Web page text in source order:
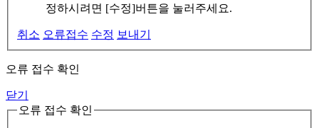
정하시려면 [수정]버튼을 눌러주세요.
취소 오류접수 수정 보내기
오류 접수 확인
닫기
오류 접수 확인